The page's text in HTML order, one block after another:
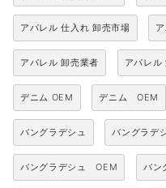
アパレル 仕入れ 卸売市場
アパレル 卸売業者 アパレル
デニム OEM デニム OEM
バングラデシュ バングラデ
バングラデシュ OEM バン